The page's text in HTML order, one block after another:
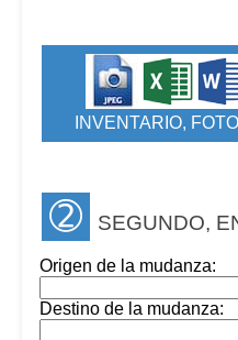
INVENTARIO,
➁ SEGUNDO,
Origen de la mudanza:
Destino de la mudanza: